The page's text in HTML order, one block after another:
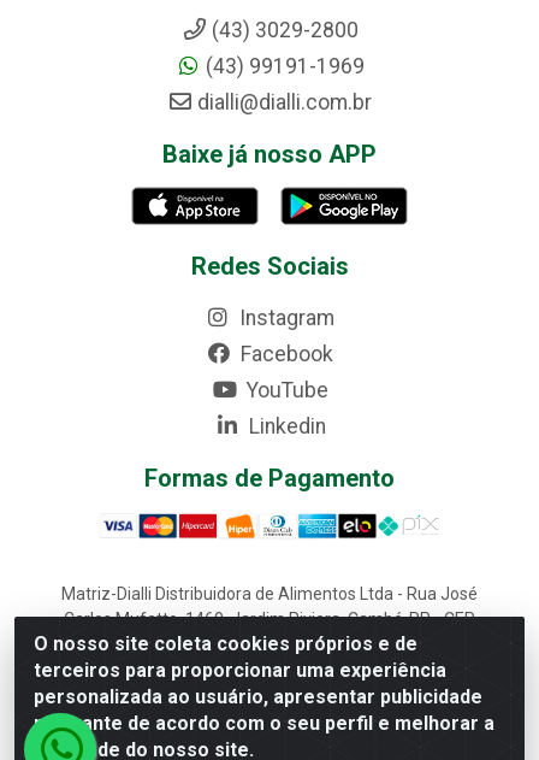
O nosso site coleta cookies próprios e de
terceiros para proporcionar uma experiência
personalizada ao usuário, apresentar publicidade
relevante de acordo com o seu perfil e melhorar a
qualidade do nosso site.
(43) 3029-2800
(43) 99191-1969
dialli@dialli.com.br
Baixe já nosso APP
Redes Sociais
Instagram
Facebook
YouTube
Linkedin
Formas de Pagamento
Matriz-Dialli Distribuidora de Alimentos Ltda - Rua José
Carlos Mufatto, 1460, Jardim Riviera, Cambé-PR - CEP
86187-025 - CNPJ 02.611.870/0001-22
Filial-Dialli Distribuidora de Alimentos Ltda - Rua Lagoa
Saquarema, 1241 - Morumbi, Cascavel-PR - CEP 85817-
643 - CNPJ 02.611.870/0002-03